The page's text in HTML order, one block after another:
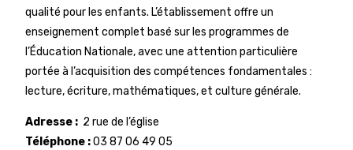
qualité pour les enfants. L’établissement offre un
enseignement complet basé sur les programmes de
l’Éducation Nationale, avec une attention particulière
portée à l’acquisition des compétences fondamentales :
lecture, écriture, mathématiques, et culture générale.
Adresse : 2 rue de l’église
Téléphone :03 87 06 49 05